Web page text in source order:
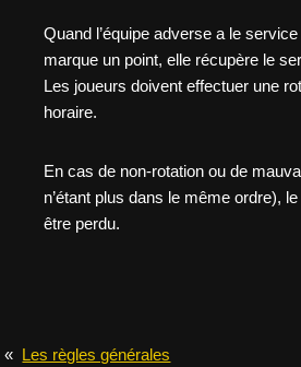
Quand l’équipe adverse a le
marque un point, elle récupère le
Les joueurs doivent effectuer une
horaire.
En cas de non-rotation ou de
n’étant plus dans le même ordre),
être perdu.
« Les règles générales